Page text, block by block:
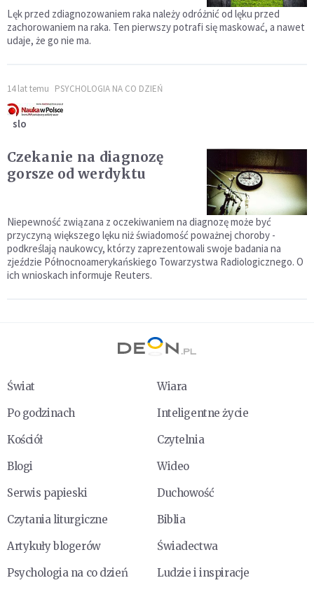
Lęk przed zdiagnozowaniem raka należy odróżnić od lęku przed
zachorowaniem na raka. Ten pierwszy potrafi się maskować, a nawet
udaje, że go nie ma.
14 lat temu PSYCHOLOGIA NA CO DZIEŃ
slo
Czekanie na diagnozę
gorsze od werdyktu
Niepewność związana z oczekiwaniem na diagnozę może być
przyczyną większego lęku niż świadomość poważnej choroby -
podkreślają naukowcy, którzy zaprezentowali swoje badania na
zjeździe Północnoamerykańskiego Towarzystwa Radiologicznego. O
ich wnioskach informuje Reuters.
Świat
Wiara
Po godzinach
Inteligentne życie
Kościół
Czytelnia
Blogi
Wideo
Serwis papieski
Duchowość
Czytania liturgiczne
Biblia
Artykuły blogerów
Świadectwa
Psychologia na co dzień
Ludzie i inspiracje